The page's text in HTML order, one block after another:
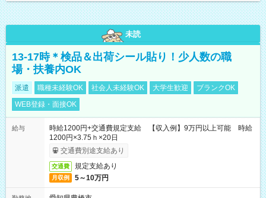
未読
13-17時＊検品＆出荷シール貼り！少人数の職
場・扶養内OK
派遣 職種未経験OK 社会人未経験OK 大学生歓迎
ブランクOK
WEB登録・面接OK
給与
時給1200円+交通費規定支給 【収入例】9万円以上可能 時給
1200円×3.75ｈ×20日
交通費別途支給あり
交通費 規定支給あり
月収例 5～10万円